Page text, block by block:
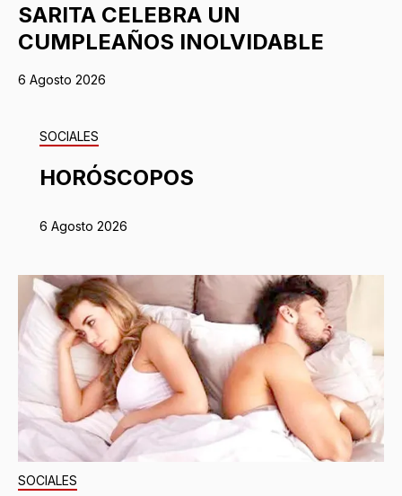
SARITA CELEBRA UN
CUMPLEAÑOS INOLVIDABLE
6 Agosto 2026
SOCIALES
HORÓSCOPOS
6 Agosto 2026
SOCIALES